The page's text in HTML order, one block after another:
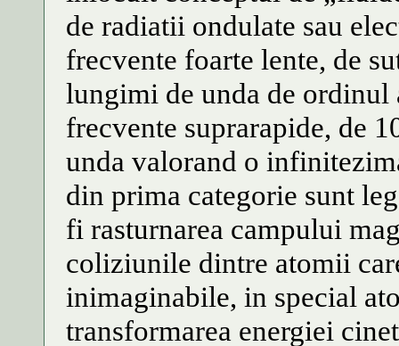
de radiatii ondulate sau
frecvente foarte lente, de
lungimi de unda de
frecvente suprarapide, de
unda valorand o
din prima categorie sunt
fi rasturnarea campului
coliziunile dintre atomii
inimaginabile, in special
transformarea energiei